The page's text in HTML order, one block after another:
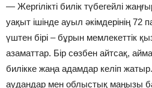
— Жергілікті билік түбегейлі
уақыт ішінде ауыл әкімдерінің
үштен бірі – бұрын мемлекеттік
азаматтар. Бір сөзбен айтсақ,
билікке жаңа адамдар келіп
аудандар мен облыстық маңызы